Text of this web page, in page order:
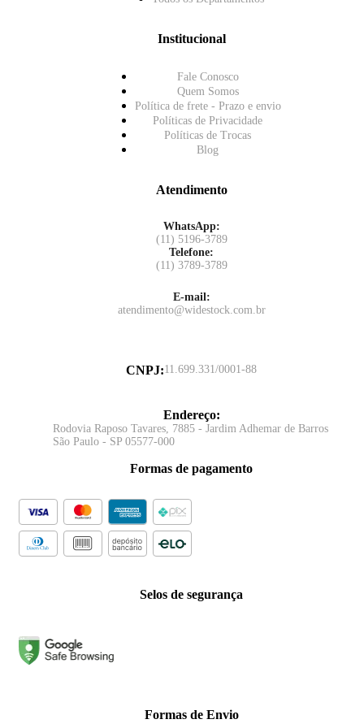
Institucional
Fale Conosco
Quem Somos
Política de frete - Prazo e envio
Políticas de Privacidade
Políticas de Trocas
Blog
Atendimento
WhatsApp:
(11) 5196-3789
Telefone:
(11) 3789-3789
E-mail:
atendimento@widestock.com.br
CNPJ:11.699.331/0001-88
Endereço:
Rodovia Raposo Tavares, 7885 - Jardim Adhemar de Barros
São Paulo - SP 05577-000
Formas de pagamento
Selos de segurança
Formas de Envio